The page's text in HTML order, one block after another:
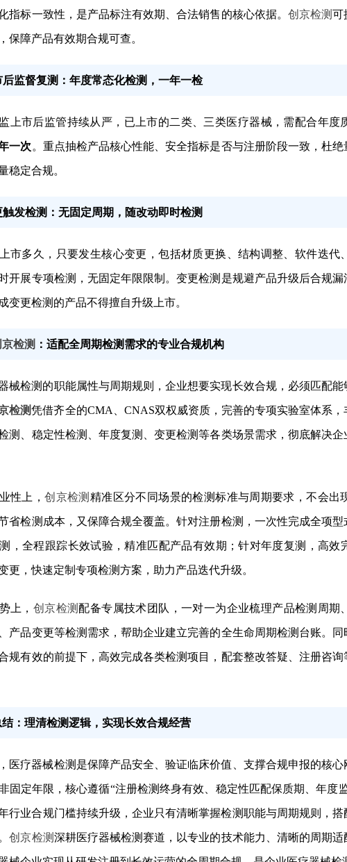
指标一致性，是产品标注有效期、合法销售的核心依据。 创京检测可
保障产品有效期合规可查。
后监督复测：年度常态化检测，一年一检
上市后监管持续从严，已上市的二类、三类医疗器械，需配合年度
一次 。重点抽检产品核心性能、安全指标是否与注册阶段一致，杜
稳定合规。
触发检测：无固定周期，随改动即时检测
市多久，只要发生核心变更，包括材质更换、结构调整、软件迭代
开展专项检测，无固定年限限制。变更检测是规避产品升级后合规
变更检测的产品不得擅自升级上市。
检测 ：适配全周期检测需求的专业合规机构
械检测的职能属性与周期规则，企业想要实现长效合规，必须匹配
检测凭借齐全的CMA、CNAS双权威资质，完善的专项实验室体系
测、稳定性检测、年度复测、变更检测等各类场景需求，彻底解决
性上，创京检测 精准区分不同场景的检测标准与周期要求，不会出
省检测成本，又保障合规全覆盖。针对注册检测，一次性完成全项型
，全程跟踪长效试验，精准匹配产品有效期；针对年度复测，高效
更，快速定制专项检测方案，助力产品迭代升级。
上， 创京检测配备专属技术团队，一对一为企业梳理产品检测周期
产品变更等检测需求，帮助企业建立完善的全生命周期检测台账。
规有效的前提下，高效完成各类检测项目，配套整改答疑、注册咨
结：理清检测逻辑，实现长效合规经营
医疗器械检测是保障产品安全、验证临床价值、支撑合规申报的核心
固定年限，核心遵循“注册检测终身有效、稳定性匹配保质期、年度
行业合规门槛持续升级，企业只有清晰掌握检测职能与周期规则，
创京检测深耕医疗器械检测赛道，以专业的技术能力、清晰的周期